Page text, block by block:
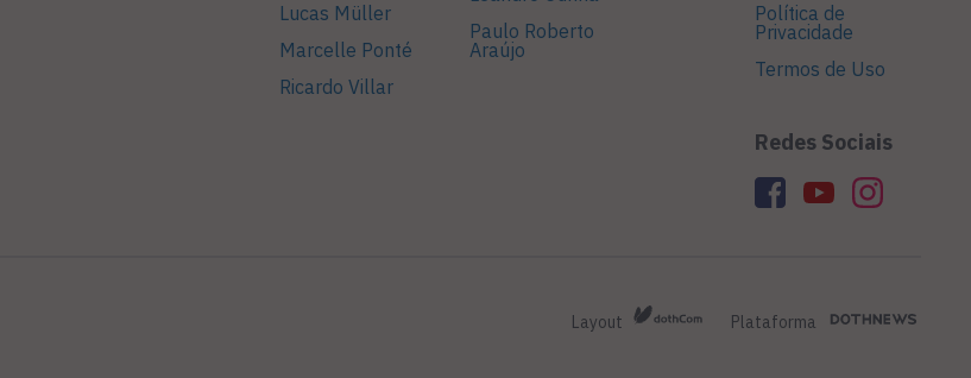
Lucas Müller
Marcelle Ponté
Ricardo Villar
Paulo Roberto
Araújo
Política de
Privacidade
Termos de Uso
Redes Sociais
Layout Plataforma